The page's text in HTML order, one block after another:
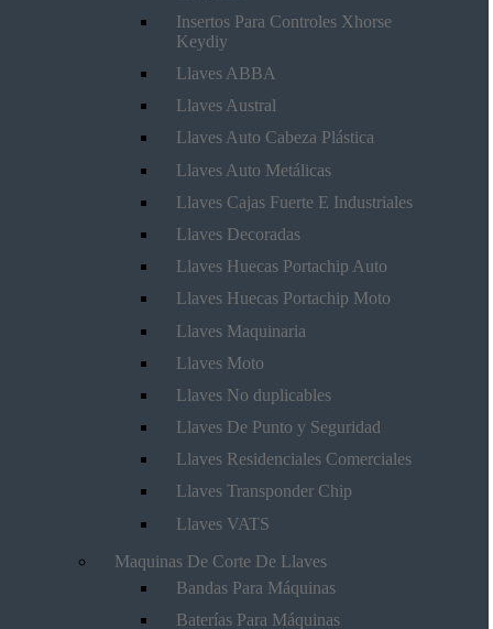
Insertos Para Controles Xhorse
Keydiy
Llaves ABBA
Llaves Austral
Llaves Auto Cabeza Plástica
Llaves Auto Metálicas
Llaves Cajas Fuerte E Industriales
Llaves Decoradas
Llaves Huecas Portachip Auto
Llaves Huecas Portachip Moto
Llaves Maquinaria
Llaves Moto
Llaves No duplicables
Llaves De Punto y Seguridad
Llaves Residenciales Comerciales
Llaves Transponder Chip
Llaves VATS
Maquinas De Corte De Llaves
Bandas Para Máquinas
Baterías Para Máquinas